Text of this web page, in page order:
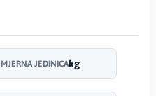
MJERNA JEDINICAkg